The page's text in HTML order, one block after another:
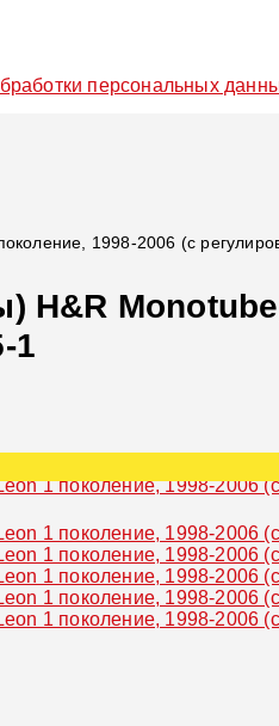
персональных
1998-2006 (с
H&R
1